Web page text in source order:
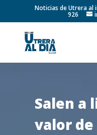
Noticias de Utrera al
926
Salen a
valor de